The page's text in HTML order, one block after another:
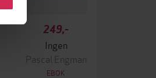
249,-
Ingen
Pascal Engman
EBOK